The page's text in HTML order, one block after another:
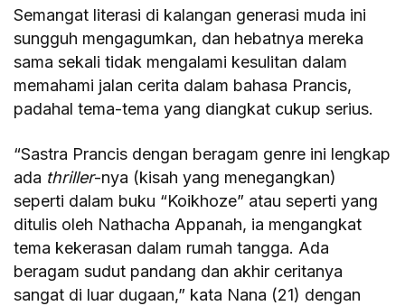
Semangat literasi di kalangan generasi muda ini
sungguh mengagumkan, dan hebatnya mereka
sama sekali tidak mengalami kesulitan dalam
memahami jalan cerita dalam bahasa Prancis,
padahal tema-tema yang diangkat cukup serius.
“Sastra Prancis dengan beragam genre ini lengkap
ada thriller-nya (kisah yang menegangkan)
seperti dalam buku “Koikhoze” atau seperti yang
ditulis oleh Nathacha Appanah, ia mengangkat
tema kekerasan dalam rumah tangga. Ada
beragam sudut pandang dan akhir ceritanya
sangat di luar dugaan,” kata Nana (21) dengan